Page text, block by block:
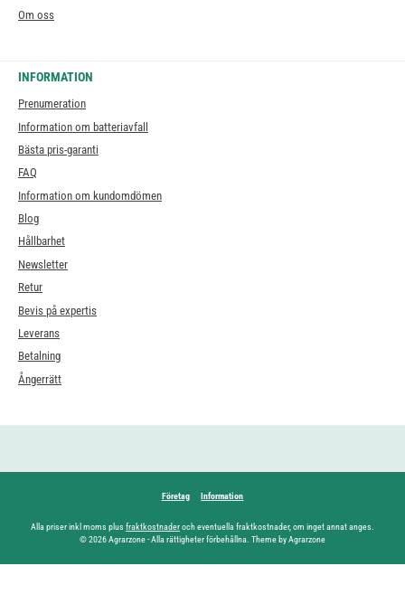
Om oss
INFORMATION
Prenumeration
Information om batteriavfall
Bästa pris-garanti
FAQ
Information om kundomdömen
Blog
Hållbarhet
Newsletter
Retur
Bevis på expertis
Leverans
Betalning
Ångerrätt
Företag Information
Alla priser inkl moms plus fraktkostnaderoch eventuella fraktkostnader, om inget annat anges.
© 2026 Agrarzone - Alla rättigheter förbehållna. Theme by Agrarzone